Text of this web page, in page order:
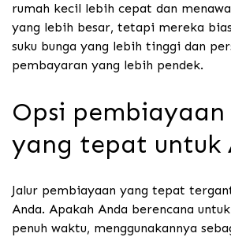
rumah kecil lebih cepat dan
yang lebih besar, tetapi mereka
suku bunga yang lebih tinggi dan
pembayaran yang lebih pendek.
Opsi pembiayaan
yang tepat untuk
Jalur pembiayaan yang tepat
Anda. Apakah Anda berencana
penuh waktu, menggunakannya